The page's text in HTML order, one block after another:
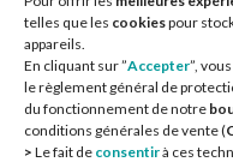
telles que les cookiespour
appareils.
En cliquant sur ”Accepter”,
le règlement général de
du fonctionnement de notre
conditions générales de vente (
> Le fait de consentirà ces